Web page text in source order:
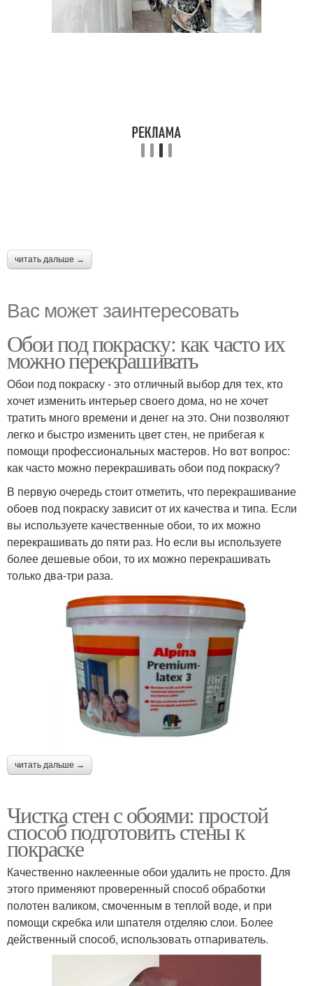
читать дальше →
Вас может заинтересовать
Обои под покраску: как часто их
можно перекрашивать
Обои под покраску - это отличный выбор для тех, кто
хочет изменить интерьер своего дома, но не хочет
тратить много времени и денег на это. Они позволяют
легко и быстро изменить цвет стен, не прибегая к
помощи профессиональных мастеров. Но вот вопрос:
как часто можно перекрашивать обои под покраску?
В первую очередь стоит отметить, что перекрашивание
обоев под покраску зависит от их качества и типа. Если
вы используете качественные обои, то их можно
перекрашивать до пяти раз. Но если вы используете
более дешевые обои, то их можно перекрашивать
только два-три раза.
читать дальше →
Чистка стен с обоями: простой
способ подготовить стены к
покраске
Качественно наклеенные обои удалить не просто. Для
этого применяют проверенный способ обработки
полотен валиком, смоченным в теплой воде, и при
помощи скребка или шпателя отделяю слои. Более
действенный способ, использовать отпариватель.